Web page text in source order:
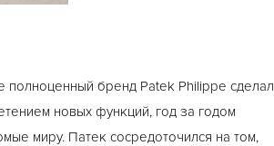
полноценный бренд Patek Philippe сделал
новых функций, год за годом
миру. Патек сосредоточился на том,